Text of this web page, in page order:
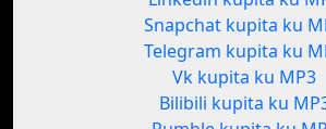
Snapchat kupita ku
Telegram kupita ku
Vk kupita ku MP3
Bilibili kupita ku